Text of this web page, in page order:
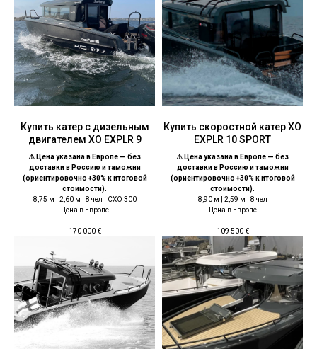
Купить катер с дизельным
двигателем XO EXPLR 9
⚠️ Цена указана в Европе — без
доставки в Россию и таможни
(ориентировочно +30% к итоговой
стоимости).
8,75 м | 2,60 м | 8 чел | CXO 300
Цена в Европе
170 000 €
Купить скоростной катер XO
EXPLR 10 SPORT
⚠️ Цена указана в Европе — без
доставки в Россию и таможни
(ориентировочно +30% к итоговой
стоимости).
8,90 м | 2,59 м | 8 чел
Цена в Европе
109 500 €